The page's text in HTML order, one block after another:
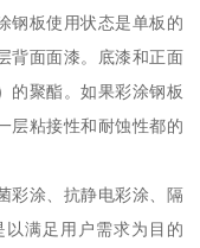
钢板使用状态是单板的
背面面漆。底漆和正面
的聚酯。如果彩涂钢板
层粘接性和耐蚀性都的
彩涂、抗静电彩涂、隔
满足用户需求为目的